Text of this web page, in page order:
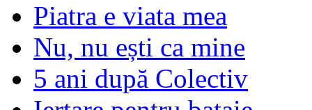
Piatra e viata mea
Nu, nu ești ca mine
5 ani după Colectiv